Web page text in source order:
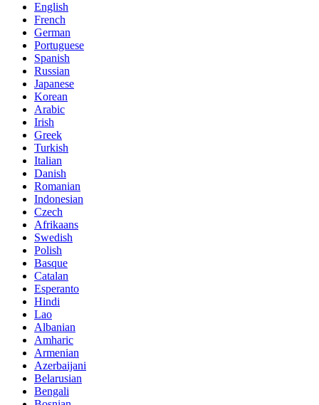
English
French
German
Portuguese
Spanish
Russian
Japanese
Korean
Arabic
Irish
Greek
Turkish
Italian
Danish
Romanian
Indonesian
Czech
Afrikaans
Swedish
Polish
Basque
Catalan
Esperanto
Hindi
Lao
Albanian
Amharic
Armenian
Azerbaijani
Belarusian
Bengali